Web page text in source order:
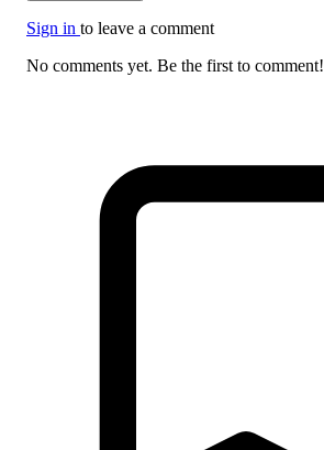
Sign in to leave a comment
No comments yet. Be the first to comment!